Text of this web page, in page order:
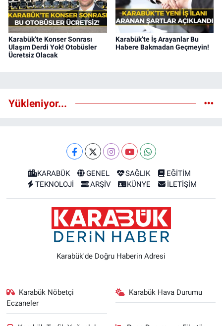
Karabük’te Konser Sonrası
Ulaşım Derdi Yok! Otobüsler
Ücretsiz Olacak
Karabük’te İş Arayanlar Bu
Habere Bakmadan Geçmeyin!
Yükleniyor...
KARABÜK GENEL SAĞLIK
EĞİTİM
TEKNOLOJİ
ARŞİV KÜNYE İLETİŞİM
Karabük'de Doğru Haberin Adresi
Karabük Nöbetçi
Eczaneler
Karabük Hava Durumu